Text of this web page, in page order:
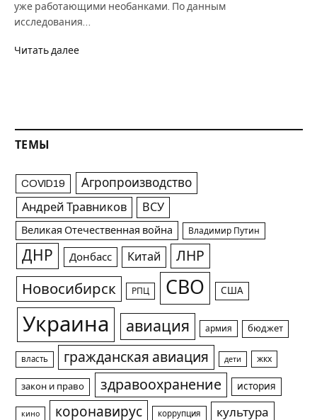
уже работающими необанками. По данным
исследования…
Читать далее
ТЕМЫ
COVID19 Агропроизводство
Андрей Травников ВСУ
Великая Отечественная война Владимир Путин
ДНР Донбасс Китай ЛНР
Новосибирск РПЦ СВО США
Украина авиация армия бюджет
власть гражданская авиация дети жкх
закон и право здравоохранение история
кино коронавирус коррупция
культура